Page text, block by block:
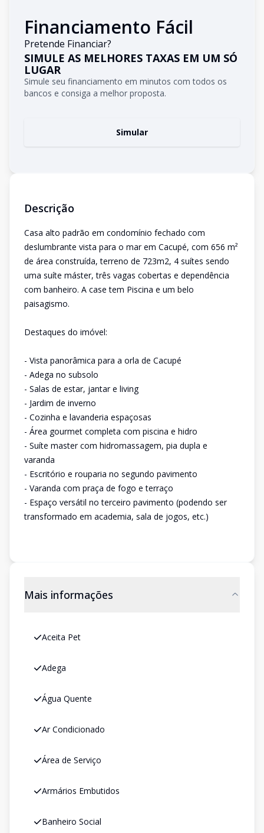
Financiamento Fácil
Pretende Financiar?
SIMULE AS MELHORES TAXAS EM UM SÓ
LUGAR
Simule seu financiamento em minutos com todos os
bancos e consiga a melhor proposta.
Simular
Descrição
Casa alto padrão em condomínio fechado com
deslumbrante vista para o mar em Cacupé, com 656 m²
de área construída, terreno de 723m2, 4 suítes sendo
uma suíte máster, três vagas cobertas e dependência
com banheiro. A case tem Piscina e um belo
paisagismo.
Destaques do imóvel:
- Vista panorâmica para a orla de Cacupé
- Adega no subsolo
- Salas de estar, jantar e living
- Jardim de inverno
- Cozinha e lavanderia espaçosas
- Área gourmet completa com piscina e hidro
- Suíte master com hidromassagem, pia dupla e
varanda
- Escritório e rouparia no segundo pavimento
- Varanda com praça de fogo e terraço
- Espaço versátil no terceiro pavimento (podendo ser
transformado em academia, sala de jogos, etc.)
Mais informações
Aceita Pet
Adega
Água Quente
Ar Condicionado
Área de Serviço
Armários Embutidos
Banheiro Social